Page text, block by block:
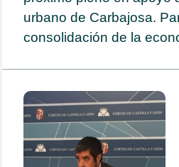
urbano de Carbajosa.
consolidación de la